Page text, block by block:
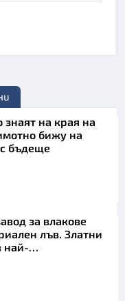
знаят на края на
бижу на
бъдеще
за влакове
лъв. Златни
най-